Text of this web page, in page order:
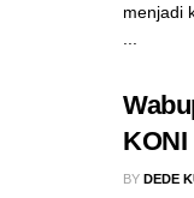
menjadi
BY DEDE